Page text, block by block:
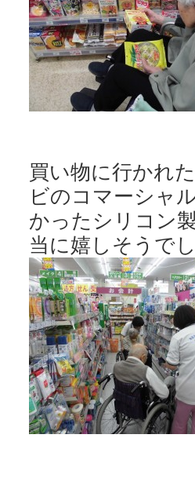
買い物に行かれ
ビのコマーシャ
かったシリコン